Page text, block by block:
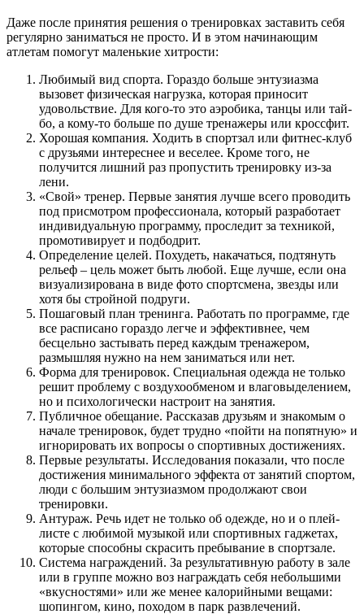
Даже после принятия решения о тренировках заставить себя
регулярно заниматься не просто. И в этом начинающим
атлетам помогут маленькие хитрости:
Любимый вид спорта. Гораздо больше энтузиазма
вызовет физическая нагрузка, которая приносит
удовольствие. Для кого-то это аэробика, танцы или тай-
бо, а кому-то больше по душе тренажеры или кроссфит.
Хорошая компания. Ходить в спортзал или фитнес-клуб
с друзьями интереснее и веселее. Кроме того, не
получится лишний раз пропустить тренировку из-за
лени.
«Свой» тренер. Первые занятия лучше всего проводить
под присмотром профессионала, который разработает
индивидуальную программу, проследит за техникой,
промотивирует и подбодрит.
Определение целей. Похудеть, накачаться, подтянуть
рельеф – цель может быть любой. Еще лучше, если она
визуализирована в виде фото спортсмена, звезды или
хотя бы стройной подруги.
Пошаговый план тренинга. Работать по программе, где
все расписано гораздо легче и эффективнее, чем
бесцельно застывать перед каждым тренажером,
размышляя нужно на нем заниматься или нет.
Форма для тренировок. Специальная одежда не только
решит проблему с воздухообменом и влаговыделением,
но и психологически настроит на занятия.
Публичное обещание. Рассказав друзьям и знакомым о
начале тренировок, будет трудно «пойти на попятную» и
игнорировать их вопросы о спортивных достижениях.
Первые результаты. Исследования показали, что после
достижения минимального эффекта от занятий спортом,
люди с большим энтузиазмом продолжают свои
тренировки.
Антураж. Речь идет не только об одежде, но и о плей-
листе с любимой музыкой или спортивных гаджетах,
которые способны скрасить пребывание в спортзале.
Система награждений. За результативную работу в зале
или в группе можно воз награждать себя небольшими
«вкусностями» или же менее калорийными вещами:
шопингом, кино, походом в парк развлечений.